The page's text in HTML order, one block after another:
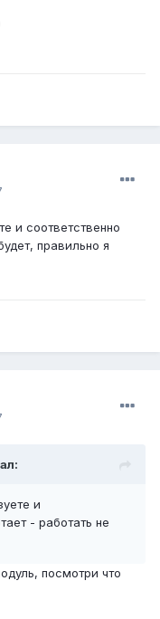
и соответственно
правильно я
и
- работать не
посмотри что